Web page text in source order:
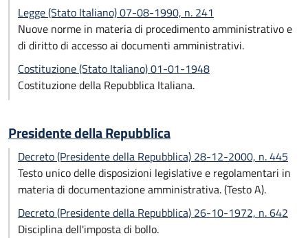
Legge (Stato Italiano) 07-08-1990, n. 241
Nuove norme in materia di procedimento amministrativo e
di diritto di accesso ai documenti amministrativi.
Costituzione (Stato Italiano) 01-01-1948
Costituzione della Repubblica Italiana.
Presidente della Repubblica
Decreto (Presidente della Repubblica) 28-12-2000, n. 445
Testo unico delle disposizioni legislative e regolamentari in
materia di documentazione amministrativa. (Testo A).
Decreto (Presidente della Repubblica) 26-10-1972, n. 642
Disciplina dell'imposta di bollo.